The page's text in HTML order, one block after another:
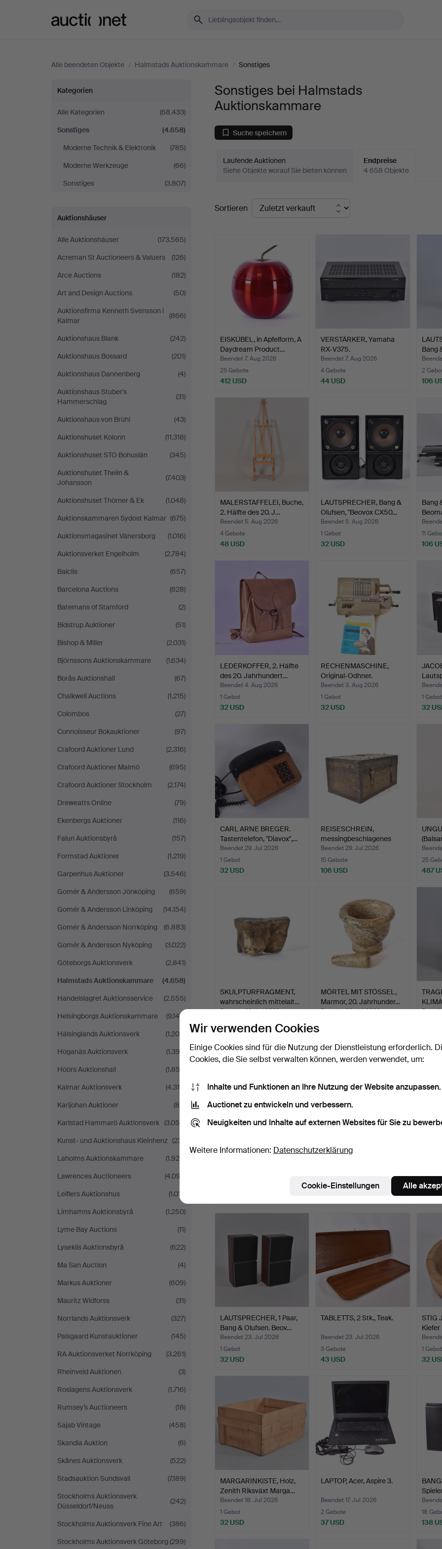
Alle beendeten Objekte / Halmstads Auktionskammare / Sonstiges
Sonstiges
bei
Halmstads
Auktionskammare
Kategorien
Alle Kategorien
(68.433)
Sonstiges
(4.658)
Moderne Technik & Elektronik
(785)
Moderne Werkzeuge
(66)
Sonstiges
(3.807)
Auktionshäuser
Alle Auktionshäuser
(173.565)
Acreman St Auctioneers & Valuers
(126)
Arce Auctions
(182)
Art and Design Auctions
(50)
Auktionsfirma Kenneth Svensson i
Kalmar
(866)
Auktionshaus Blank
(242)
Auktionshaus Bossard
(201)
Auktionshaus Dannenberg
(4)
Auktionshaus Stuber's
Hammerschlag
(31)
Auktionshaus von Brühl
(43)
Auktionshuset Kolonn
(11.318)
Auktionshuset STO Bohuslän
(345)
Auktionshuset Thelin &
Johansson
(7.403)
Auktionshuset Thörner & Ek
(1.048)
Auktionskammaren Sydost Kalmar (675)
Auktionsmagasinet Vänersborg
(1.016)
Auktionsverket Engelholm
(2.784)
Balclis
(657)
Barcelona Auctions
(828)
Batemans of Stamford
(2)
Bidstrup Auktioner
(51)
Bishop & Miller
(2.031)
Björnssons Auktionskammare
(1.634)
Borås Auktionshall
(67)
Chalkwell Auctions
(1.215)
Colombos
(27)
Connoisseur Bokauktioner
(97)
Crafoord Auktioner Lund
(2.316)
Crafoord Auktioner Malmö
(695)
Crafoord Auktioner Stockholm
(2.174)
Dreweatts Online
(79)
Ekenbergs Auktioner
(116)
Falun Auktionsbyrå
(157)
Formstad Auktioner
(1.219)
Garpenhus Auktioner
(3.546)
Gomér & Andersson Jönköping
(659)
Gomér & Andersson Linköping
(14.154)
Gomér & Andersson Norrköping
(6.883)
Gomér & Andersson Nyköping
(3.022)
Göteborgs Auktionsverk
(2.841)
Halmstads Auktionskammare
(4.658)
Handelslagret Auktionsservice
(2.555)
Helsingborgs Auktionskammare
(9.140)
Hälsinglands Auktionsverk
(1.208)
Höganäs Auktionsverk
(1.392)
Höörs Auktionshall
(1.852)
Kalmar Auktionsverk
(4.319)
Karljohan Auktioner
(85)
Karlstad Hammarö Auktionsverk (3.055)
Kunst- und Auktionshaus Kleinhenz (231)
Laholms Auktionskammare
(1.929)
Lawrences Auctioneers
(4.097)
Leiflers Auktionshus
(1.017)
Limhamns Auktionsbyrå
(1.250)
Lyme Bay Auctions
(11)
Lysekils Auktionsbyrå
(622)
Ma San Auction
(4)
Markus Auktioner
(609)
Mauritz Widforss
(31)
Norrlands Auktionsverk
(327)
Palsgaard Kunstauktioner
(145)
RA Auktionsverket Norrköping
(3.261)
Rheinveld Auktionen
(3)
Roslagens Auktionsverk
(1.716)
Rumsey’s Auctioneers
(18)
Sajab Vintage
(458)
Skandia Auktion
(6)
Skånes Auktionsverk
(522)
Stadsauktion Sundsvall
(7.189)
Stockholms Auktionsverk
Düsseldorf/Neuss
(242)
Stockholms Auktionsverk Fine Art
(386)
Stockholms Auktionsverk Göteborg(299)
Sonstiges bei Halmstads
Auktionskammare
Suche speichern
Laufende Auktionen
Siehe Objekte worauf Sie bieten können
Endpreise
4 658 Objekte
Endpreise
Sortieren
EISKÜBEL, in Apfelform, A
Daydream Product…
Beendet 7. Aug 2026
25 Gebote
412 USD
VERSTÄRKER, Yamaha
RX-V375.
Beendet 7. Aug 2026
4 Gebote
44 USD
Bang
2
106
MALERSTAFFELEI, Buche,
2. Hälfte des 20. J…
Beendet 5. Aug 2026
4 Gebote
48 USD
LAUTSPRECHER, Bang &
Olufsen, "Beovox CX50…
Beendet 5. Aug 2026
1 Gebot
32 USD
Bang
11
106
LEDERKOFFER, 2. Hälfte
des 20. Jahrhundert…
Beendet 4. Aug 2026
1 Gebot
32 USD
RECHENMASCHINE,
Original-Odhner.
Beendet 3. Aug 2026
1 Gebot
32 USD
&…
1 Gebot
32
CARL ARNE BREGER.
Tastentelefon, "Diavox",…
Beendet 29. Jul 2026
1 Gebot
32 USD
REISESCHREIN,
messingbeschlagenes
Holz mit…
Beendet 29. Jul 2026
15 Gebote
106 USD
G…
25
487
SKULPTURFRAGMENT,
wahrscheinlich mittelalt…
Beendet 28. Jul 2026
3.059 USD
MÖRTEL MIT STÖSSEL,
Marmor, 20. Jahrhunder…
Beendet 28. Jul 2026
SCHALE, ägyptischer
TABAKSDOSE, Birke, 19.
1 Gebot
1 Gebot
32
LAUTSPRECHER, 1 Paar,
Bang & Olufsen. Beov…
Beendet 23. Jul 2026
1 Gebot
32 USD
TABLETTS, 2 Stk., Teak.
Beendet 23. Jul 2026
3 Gebote
43 USD
STIG
1 Gebot
32
MARGARINKISTE, Holz,
Zenith Riksväxt Marga…
Beendet 18. Jul 2026
1 Gebot
32 USD
LAPTOP, Acer, Aspire 3.
Beendet 17. Jul 2026
2 Gebote
37 USD
18
138
Wir verwenden Cookies
Einige Cookies sind für die Nutzung der Dienstleistung erforderlich.
Cookies, die Sie selbst verwalten können, werden verwendet, um:
Inhalte und Funktionen an Ihre Nutzung der Website anzupassen.
Auctionet zu entwickeln und verbessern.
Neuigkeiten und Inhalte auf externen Websites für Sie zu
Weitere Informationen: Datenschutzerklärung
Cookie-Einstellungen Alle